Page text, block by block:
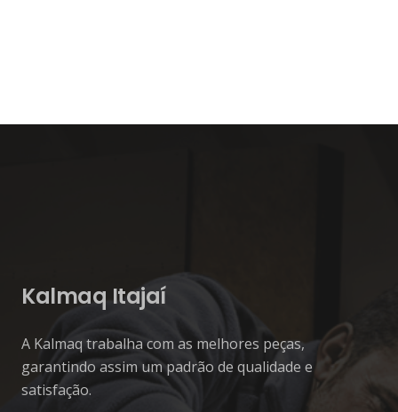
Kalmaq Itajaí
A Kalmaq trabalha com as melhores peças,
garantindo assim um padrão de qualidade e
satisfação.